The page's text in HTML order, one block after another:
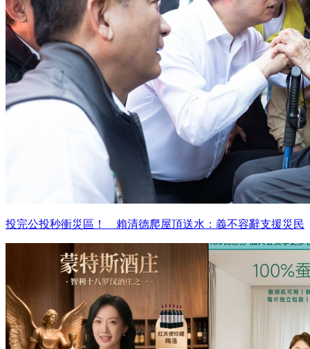
投完公投秒衝災區！ 賴清德爬屋頂送水：義不容辭支援災民